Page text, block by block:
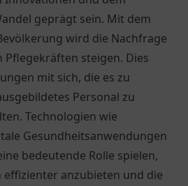
geprägt sein. Mit dem
wird die Nachfrage
Pflegekräften steigen. Dies
mit sich, die es zu
Personal zu
Technologien wie
Gesundheitsanwendungen
bedeutende Rolle spielen,
anzubieten und die